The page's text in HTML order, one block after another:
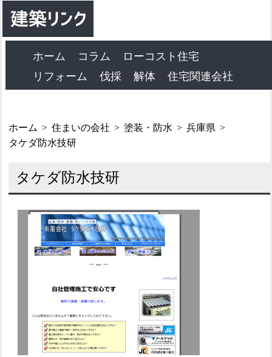
ホーム コラム
ローコスト住宅
リフォーム
伐採 解体 住宅関連会社
ホーム 住まいの会社 塗装・防水
兵庫県
タケダ防水技研
タケダ防水技研